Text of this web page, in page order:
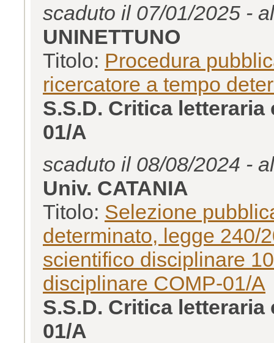
scaduto il 07/01/2025 -
UNINETTUNO
Titolo: Procedura
ricercatore a tempo
S.S.D. Critica
01/A
scaduto il 08/08/2024 -
Univ. CATANIA
Titolo: Selezione
determinato, legge 240/
scientifico disciplinare
disciplinare COMP-01/A
S.S.D. Critica
01/A